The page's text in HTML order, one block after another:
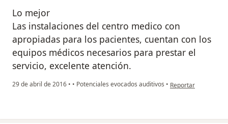
Lo mejor
Las instalaciones del centro medico con
apropiadas para los pacientes, cuentan con los
equipos médicos necesarios para prestar el
servicio, excelente atención.
29 de abril de 2016 • • Potenciales evocados auditivos • en opinión del
Reportar